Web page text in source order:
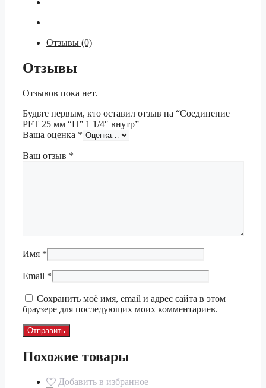
Отзывы (0)
Отзывы
Отзывов пока нет.
Будьте первым, кто оставил отзыв на “Соединение
PFT 25 мм “П” 1 1/4″ внутр”
Ваша оценка *
Ваш отзыв *
Имя *
Email *
Сохранить моё имя, email и адрес сайта в этом
браузере для последующих моих комментариев.
Похожие товары
Добавить в избранное